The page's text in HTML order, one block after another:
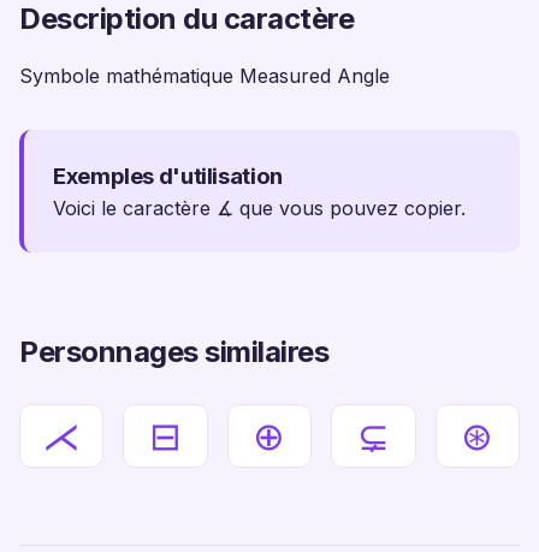
Description du caractère
Symbole mathématique Measured Angle
Exemples d'utilisation
Voici le caractère ∡ que vous pouvez copier.
Personnages similaires
⋌ ⊟ ⊕ ⊊ ⊛